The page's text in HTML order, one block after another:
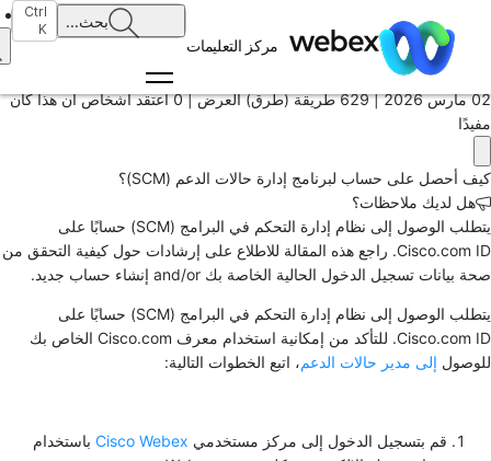
مركز التعليمات
بحث...
Ctrl
K
/
المقال
02 مارس 2026 | 629 طريقة (طرق) العرض |
0 اعتقد أشخاص أن هذا كان
مفيدًا
كيف أحصل على حساب لبرنامج إدارة حالات الدعم (SCM)؟
هل لديك ملاحظات؟
يتطلب الوصول إلى نظام إدارة التحكم في البرامج (SCM) حسابًا على
Cisco.com ID. راجع هذه المقالة للاطلاع على إرشادات حول كيفية التحقق من
صحة بيانات تسجيل الدخول الحالية الخاصة بك and/or إنشاء حساب جديد.
يتطلب الوصول إلى نظام إدارة التحكم في البرامج (SCM) حسابًا على
Cisco.com ID. للتأكد من إمكانية استخدام معرف Cisco.com الخاص بك
للوصول إلى مدير حالات الدعم، اتبع الخطوات التالية:
قم بتسجيل الدخول إلى مركز مستخدمي Cisco Webex باستخدام